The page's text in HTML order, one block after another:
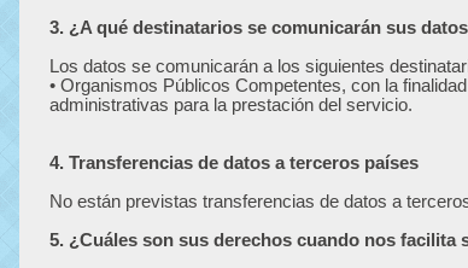
3. ¿A qué destinatarios se comunicarán sus
Los datos se comunicarán a los siguientes
• Organismos Públicos Competentes, con la
administrativas para la prestación del servicio.
4. Transferencias de datos a terceros países
No están previstas transferencias de datos a
5. ¿Cuáles son sus derechos cuando nos facilita